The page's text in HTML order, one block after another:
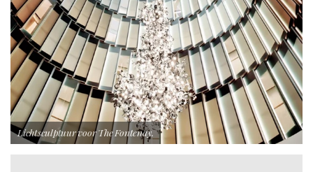
Lichtsculptuur voor The Fontenay.